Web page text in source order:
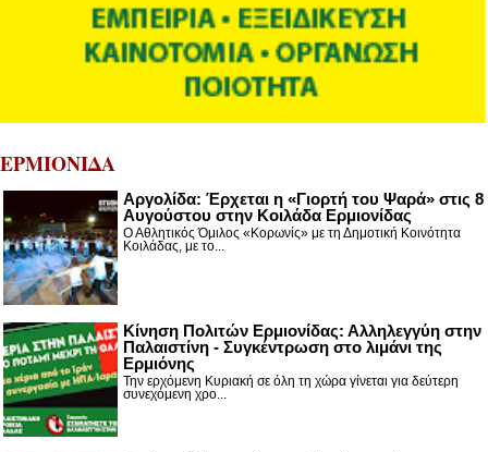
ΕΡΜΙΟΝΙΔΑ
Αργολίδα: Έρχεται η «Γιορτή του Ψαρά» στις 8
Αυγούστου στην Κοιλάδα Ερμιονίδας
Ο Αθλητικός Όμιλος «Κορωνίς» με τη Δημοτική Κοινότητα
Κοιλάδας, με το...
Κίνηση Πολιτών Ερμιονίδας: Αλληλεγγύη στην
Παλαιστίνη - Συγκέντρωση στο λιμάνι της
Ερμιόνης
Την ερχόμενη Κυριακή σε όλη τη χώρα γίνεται για δεύτερη
συνεχόμενη χρο...